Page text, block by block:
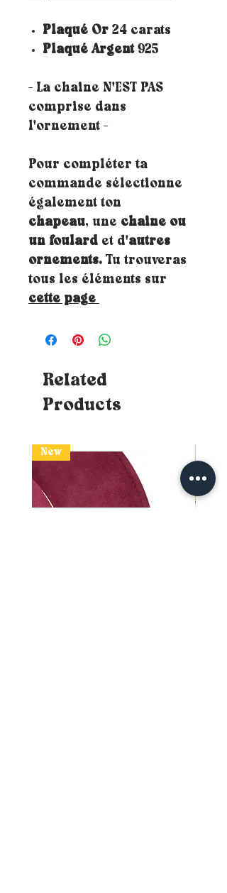
Plaqué Or 24 carats
Plaqué Argent925
- La chaine N'EST PAS
comprise dans
l'ornement -
Pour compléter ta
commande sélectionne
également ton
chapeau, une chaine ou
un foulard et d'autres
ornements. Tu trouveras
tous les éléments sur
cette page
Related
Products
New